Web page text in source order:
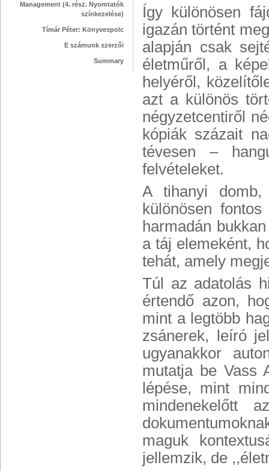
Management (4. rész. Nyomtatók
színkezelése)
Tímár Péter: Könyvespolc
E számunk szerzői
Summary
Így különösen
igazán történt
alapján csak
életműről, a
helyéről,
azt a különös
négyzetcentiről
kópiák százait
tévesen –
felvételeket.
A tihanyi
különösen
harmadán
a táj elemeként,
tehát, amely
Túl az adatolás
értendő azon,
mint a legtöbb
zsánerek, leíró
ugyanakkor
mutatja be Vass
lépése, mint
mindenekelőtt
maguk
jellemzik, de